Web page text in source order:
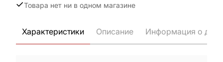
Товара нет ни в одном магазине
Характеристики Описание Информация о